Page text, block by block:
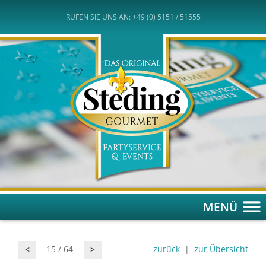
RUFEN SIE UNS AN: +49 (0) 5151 / 51555
MENÜ
< 15 / 64 > zurück | zur Übersicht